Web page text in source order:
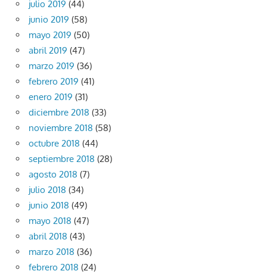
julio 2019 (44)
junio 2019 (58)
mayo 2019 (50)
abril 2019 (47)
marzo 2019 (36)
febrero 2019 (41)
enero 2019 (31)
diciembre 2018 (33)
noviembre 2018 (58)
octubre 2018 (44)
septiembre 2018 (28)
agosto 2018 (7)
julio 2018 (34)
junio 2018 (49)
mayo 2018 (47)
abril 2018 (43)
marzo 2018 (36)
febrero 2018 (24)